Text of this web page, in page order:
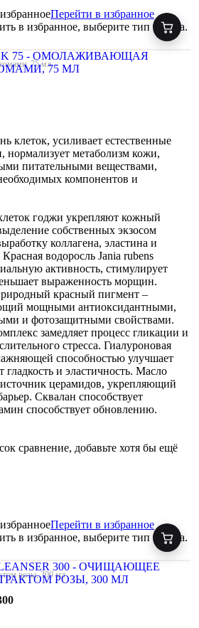
Перейти в избранное
в избранное, выберите тип товара.
75 мл
клеток, усиливает естественные
нормализует метаболизм кожи,
питательными веществами,
компонентов и
годжи укрепляют кожный
собственных экзосом
коллагена, эластина и
водоросль Jania rubens
активность, стимулирует
выраженность морщин.
красный пигмент –
мощными антиоксидантными,
и фотозащитными свойствами.
замедляет процесс гликации и
стресса. Гиалуроновая
способностью улучшает
и эластичность. Масло
церамидов, укрепляющий
Сквалан способствует
способствует обновлению.
сравнение, добавьте хотя бы ещё
Перейти в избранное
в избранное, выберите тип товара.
розы, 300 мл